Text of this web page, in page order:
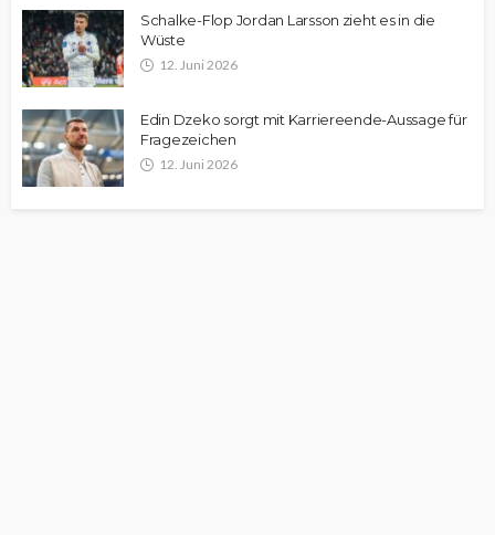
Schalke-Flop Jordan Larsson zieht es in die
Wüste
12. Juni 2026
Edin Dzeko sorgt mit Karriereende-Aussage für
Fragezeichen
12. Juni 2026